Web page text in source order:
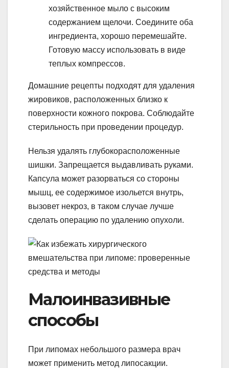
хозяйственное мыло с высоким
содержанием щелочи. Соедините оба
ингредиента, хорошо перемешайте.
Готовую массу использовать в виде
теплых компрессов.
Домашние рецепты подходят для удаления
жировиков, расположенных близко к
поверхности кожного покрова. Соблюдайте
стерильность при проведении процедур.
Нельзя удалять глубокорасположенные
шишки. Запрещается выдавливать руками.
Капсула может разорваться со стороны
мышц, ее содержимое изольется внутрь,
вызовет некроз, в таком случае лучше
сделать операцию по удалению опухоли.
Малоинвазивные
способы
При липомах небольшого размера врач
может применить метод липосакции.